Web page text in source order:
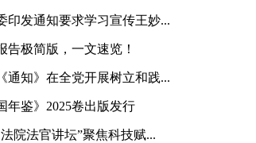
印发通知要求学习宣传王妙...
告极简版，一文速览！
通知》在全党开展树立和践...
年鉴》2025卷出版发行
院法官讲坛”聚焦科技赋...